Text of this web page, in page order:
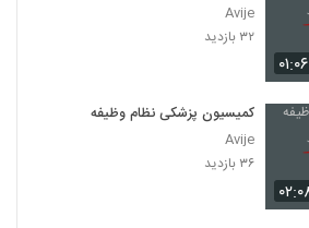
۰۱:۰۶
Avije
۳۲ بازدید
کمیسیون پزشکی نظام وظیفه
Avije
۳۶ بازدید